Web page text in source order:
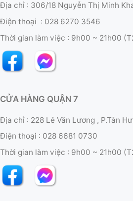
Địa chỉ : 306/18 Nguyễn Thị Minh
Điện thoại : 028 6270 3546
Thời gian làm việc : 9h00 ~ 21h00
CỬA HÀNG QUẬN 7
Địa chỉ : 228 Lê Văn Lương , P.Tân
Điện thoại : 028 6681 0730
Thời gian làm việc : 9h00 ~ 21h00